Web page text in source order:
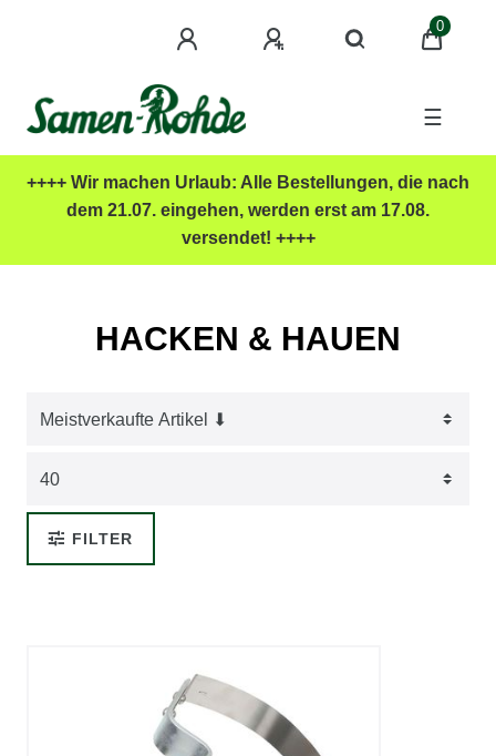
0
☰
++++ Wir machen Urlaub: Alle Bestellungen, die nach
dem 21.07. eingehen, werden erst am 17.08.
versendet! ++++
HACKEN & HAUEN
FILTER